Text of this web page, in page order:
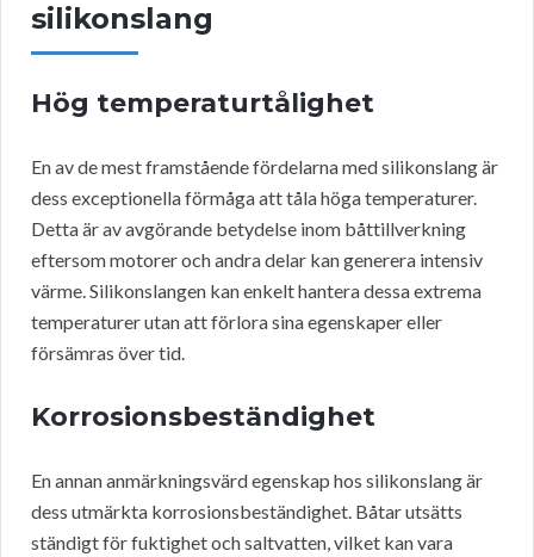
silikonslang
Hög temperaturtålighet
En av de mest framstående fördelarna med silikonslang är
dess exceptionella förmåga att tåla höga temperaturer.
Detta är av avgörande betydelse inom båttillverkning
eftersom motorer och andra delar kan generera intensiv
värme. Silikonslangen kan enkelt hantera dessa extrema
temperaturer utan att förlora sina egenskaper eller
försämras över tid.
Korrosionsbeständighet
En annan anmärkningsvärd egenskap hos silikonslang är
dess utmärkta korrosionsbeständighet. Båtar utsätts
ständigt för fuktighet och saltvatten, vilket kan vara